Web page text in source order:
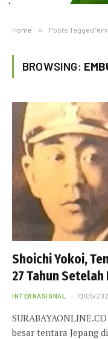
Home » Posts Tagged
BROWSING:
Shoichi Yokoi,
27 Tahun Setelah
INTERNASIONAL 10/05/
besar tentara Jepang